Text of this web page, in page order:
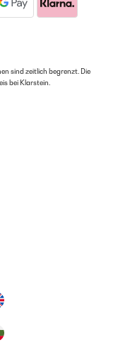
sind zeitlich begrenzt. Die
bei Klarstein.